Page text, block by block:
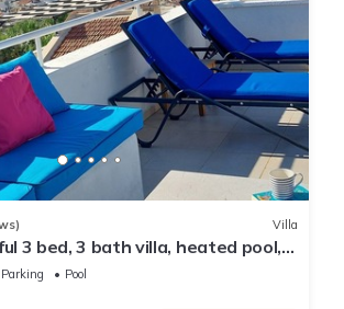
Villa
3 bed, 3 bath villa, heated pool,
sleeps 6
Parking
Pool